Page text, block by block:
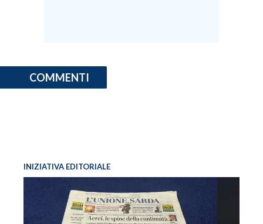
COMMENTI
INIZIATIVA EDITORIALE